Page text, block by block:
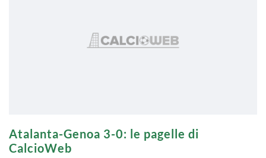
Atalanta-Genoa 3-0: le pagelle di
CalcioWeb